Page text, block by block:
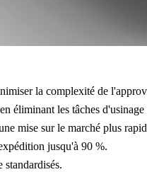
la complexité de
éliminant les tâches d'
mise sur le marché plus
jusqu'à 90 %.
standardisés.